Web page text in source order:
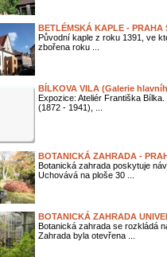
BETLÉMSKÁ KAPLE - PRAHA
Původní kaple z roku 1391, ve
zbořena roku ...
BÍLKOVA VILA (Galerie
Expozice: Ateliér Františka
(1872 - 1941), ...
BOTANICKÁ ZAHRADA -
Botanická zahrada poskytuje
Uchovává na ploše 30 ...
BOTANICKÁ ZAHRADA
Botanická zahrada se rozkládá
Zahrada byla otevřena ...